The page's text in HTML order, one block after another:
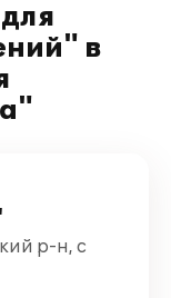
в
р-н, с